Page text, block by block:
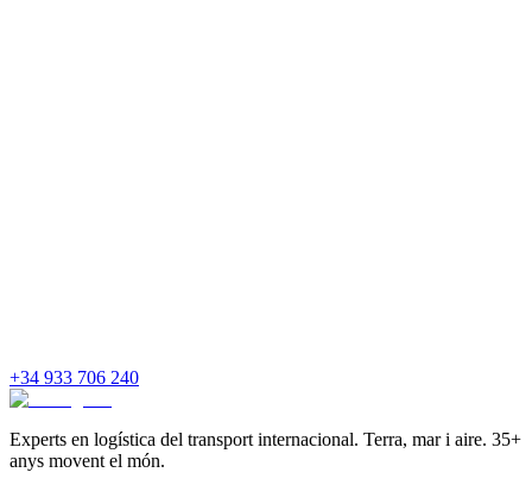
+34 933 706 240
Experts en logística del transport internacional. Terra, mar i aire. 35+
anys movent el món.